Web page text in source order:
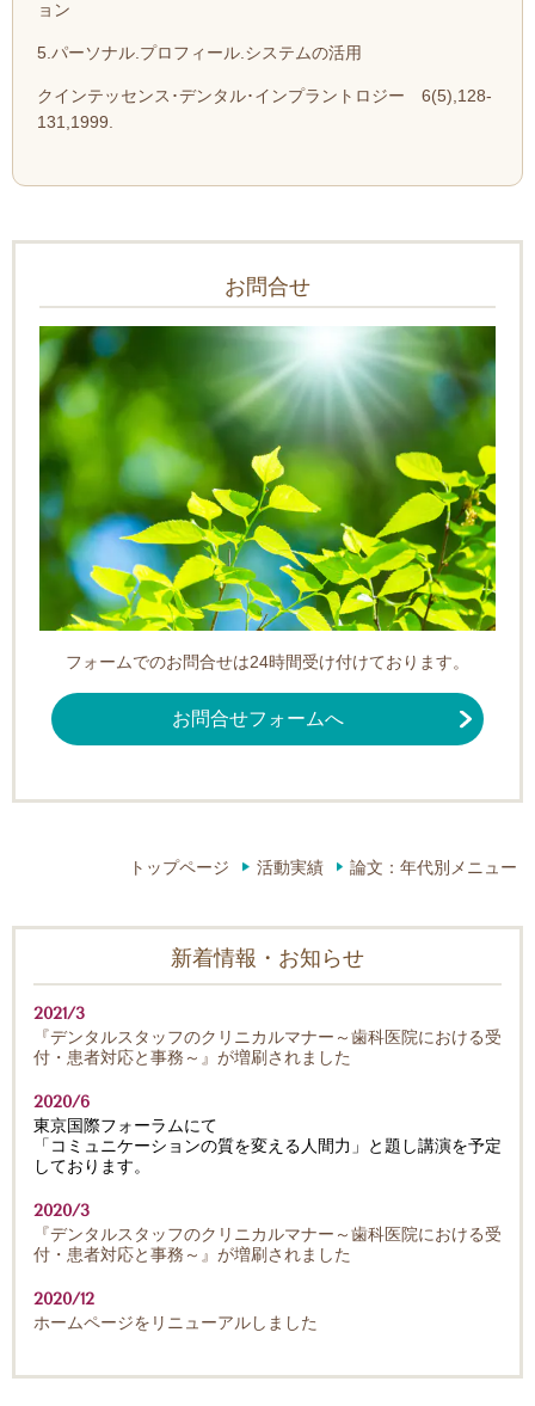
ョン
5.パーソナル.プロフィール.システムの活用
クインテッセンス･デンタル･インプラントロジー 6(5),128-
131,1999.
お問合せ
フォームでのお問合せは24時間受け付けております。
お問合せフォームへ
トップページ 活動実績 論文：年代別メニュー
新着情報・お知らせ
2021/3
『デンタルスタッフのクリニカルマナー～歯科医院における受
付・患者対応と事務～』が増刷されました
2020/6
東京国際フォーラムにて
「コミュニケーションの質を変える人間力」と題し講演を予定
しております。
2020/3
『デンタルスタッフのクリニカルマナー～歯科医院における受
付・患者対応と事務～』が増刷されました
2020/12
ホームページをリニューアルしました